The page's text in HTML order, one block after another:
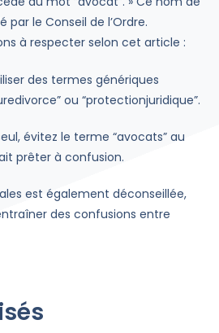
le Conseil de l’Ordre.
à respecter selon cet article :
des termes génériques
ou “protectionjuridique”.
évitez le terme “avocats” au
prêter à confusion.
est également déconseillée,
des confusions entre